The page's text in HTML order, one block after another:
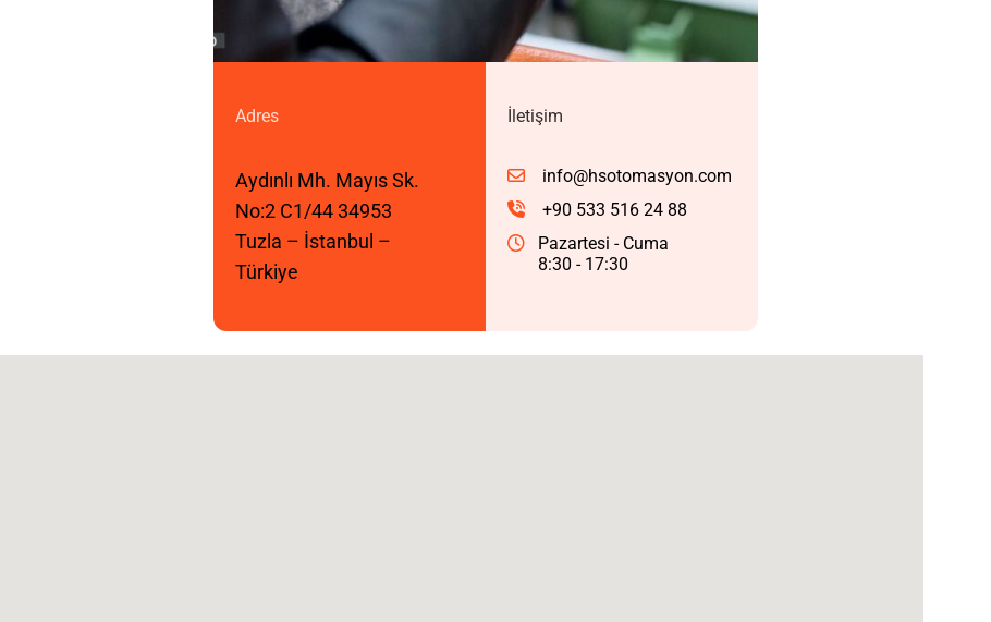
Adres
Aydınlı Mh. Mayıs Sk.
No:2 C1/44 34953
Tuzla – İstanbul –
Türkiye
İletişim
info@hsotomasyon.com
+90 533 516 24 88
Pazartesi - Cuma
8:30 - 17:30